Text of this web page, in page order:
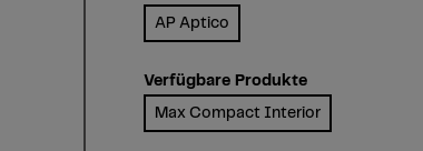
AP Aptico
Verfügbare Produkte
Max Compact Interior